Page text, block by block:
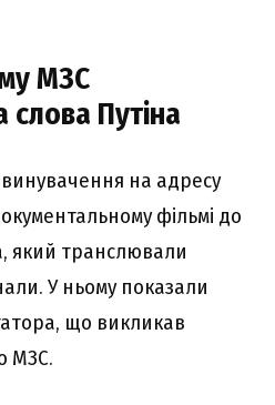
МЗС
слова Путіна
на адресу
фільмі до
який транслювали
У ньому показали
що викликав
МЗС.